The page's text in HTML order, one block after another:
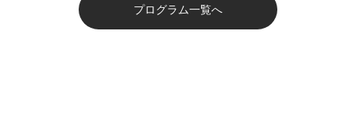
プログラム一覧へ